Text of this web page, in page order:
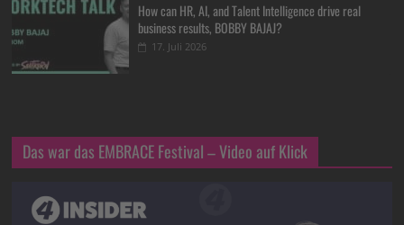
How can HR, AI, and Talent Intelligence drive real
business results, BOBBY BAJAJ?
17. Juli 2026
Das war das EMBRACE Festival – Video auf Klick